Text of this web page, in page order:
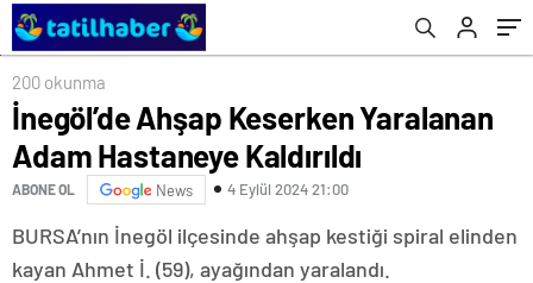
200 okunma
İnegöl’de Ahşap Keserken Yaralanan
Adam Hastaneye Kaldırıldı
ABONE OL News 4 Eylül 2024 21:00
BURSA’nın İnegöl ilçesinde ahşap kestiği spiral elinden
kayan Ahmet İ. (59), ayağından yaralandı.